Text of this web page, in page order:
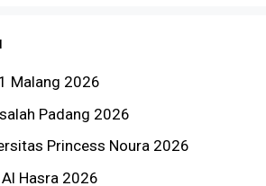
Malang 2026
Padang 2026
Princess Noura 2026
Hasra 2026